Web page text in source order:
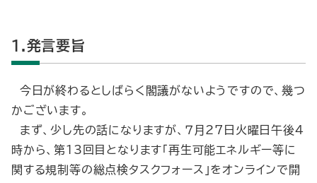
1.発言要旨
今日が終わるとしばらく閣議がないようですので、幾つ
かございます。
まず、少し先の話になりますが、７月27日火曜日午後４
時から、第13回目となります「再生可能エネルギー等に
関する規制等の総点検タスクフォース」をオンラインで開